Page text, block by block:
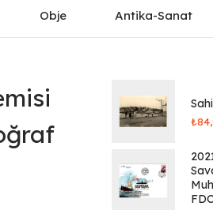
Obje Antika-Sanat
₺